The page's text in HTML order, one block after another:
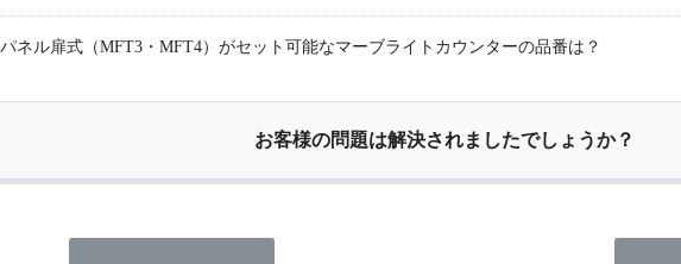
ネル扉式（MFT3・MFT4）がセット可能なマーブライトカウンターの品番は？
お客様の問題は解決されましたでしょうか？